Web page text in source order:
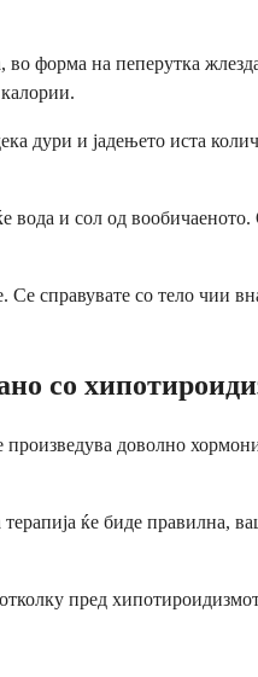
форма на пеперутка
дури и јадењето иста
вода и сол од
Се справувате со тело чии
со
доволно
ќе биде правилна,
пред